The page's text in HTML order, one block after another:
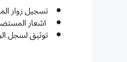
تسجيل زوار
اشعار
توثيق لسجل